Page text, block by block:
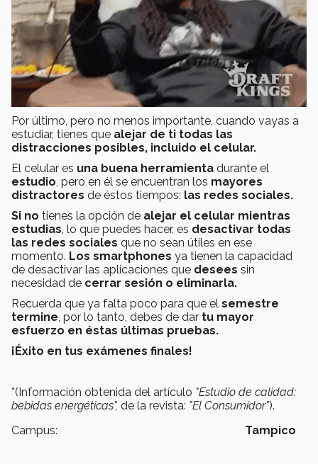
Por último, pero no menos importante, cuando vayas a
estudiar, tienes que alejar de ti todas las
distracciones posibles, incluido el celular.
El celular es una buena herramienta durante el
estudio, pero en él se encuentran los mayores
distractores de éstos tiempos: las redes sociales.
Si no tienes la opción de alejar el celular mientras
estudias, lo que puedes hacer, es desactivar todas
las redes sociales que no sean útiles en ese
momento. Los smartphones ya tienen la capacidad
de desactivar las aplicaciones que desees sin
necesidad de cerrar sesión o eliminarla.
Recuerda que ya falta poco para que el semestre
termine, por lo tanto, debes de dar tu mayor
esfuerzo en éstas últimas pruebas.
¡Éxito en tus exámenes finales!
*(Información obtenida del artículo "Estudio de calidad:
bebidas energéticas", de la revista: "El Consumidor").
Campus:
Tampico